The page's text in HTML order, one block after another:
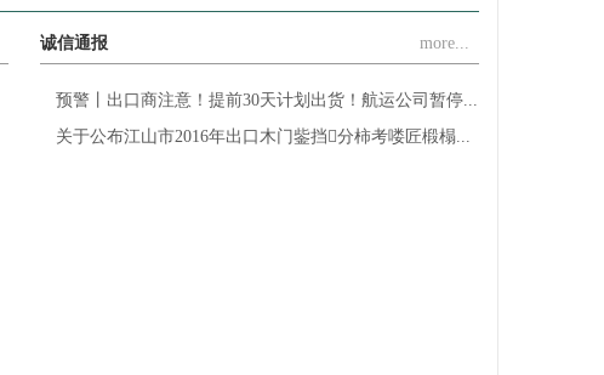
江山市荣美木门厂
江山乐巢门业有限公司
诚信通报 more...
预警丨出口商注意！提前30天计划出货！航运公司暂停...
关于公布江山市2016年出口木门鈭挡分柿考喽匠椴榻...